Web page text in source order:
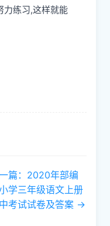
力练习,这样就能
篇：2020年部编
学三年级语文上册
考试试卷及答案 →